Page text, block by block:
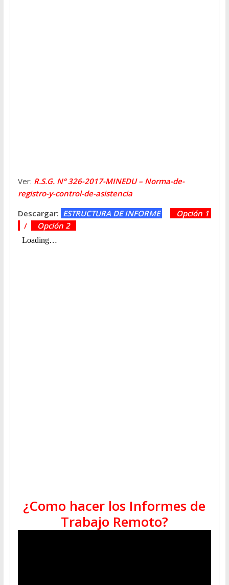
Ver: R.S.G. N° 326-2017-MINEDU – Norma-de-
registro-y-control-de-asistencia
Descargar: ESTRUCTURA DE INFORME
Opción 1
/
Opción 2
¿Como hacer los Informes de
Trabajo Remoto?